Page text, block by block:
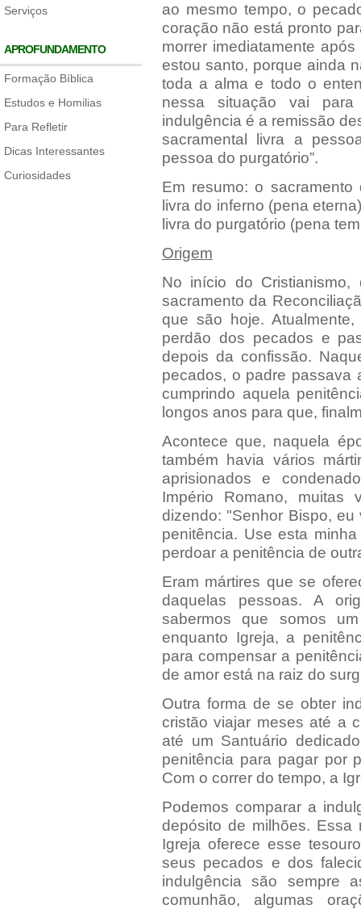
Serviços
APROFUNDAMENTO
Formação Bíblica
Estudos e Homilias
Para Refletir
Dicas Interessantes
Curiosidades
ao mesmo tempo, o
coração não está pronto
morrer imediatamente
estou santo, porque ainda
toda a alma e todo o
nessa situação vai
indulgência é a remissão
sacramental livra a
pessoa do purgatório”.
Em resumo: o
livra do inferno (pena
livra do purgatório (pena
Origem
No início do
sacramento da
que são hoje.
perdão dos pecados e
depois da confissão.
pecados, o padre passava
cumprindo aquela
longos anos para que,
Acontece que, naquela
também havia vários
aprisionados e
Império Romano, muitas
dizendo: "Senhor Bispo,
penitência. Use esta
perdoar a penitência de
Eram mártires que se
daquelas pessoas. A
sabermos que somos
enquanto Igreja, a
para compensar a
de amor está na raiz do
Outra forma de se obter
cristão viajar meses até a
até um Santuário
penitência para pagar por
Com o correr do tempo, a
Podemos comparar a
depósito de milhões.
Igreja oferece esse
seus pecados e dos
indulgência são sempre
comunhão, algumas